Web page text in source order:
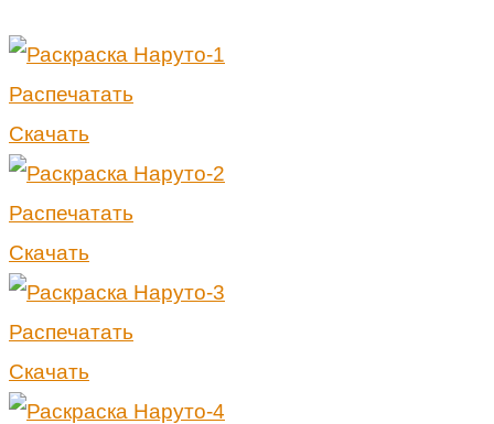
Распечатать
Скачать
Распечатать
Скачать
Распечатать
Скачать